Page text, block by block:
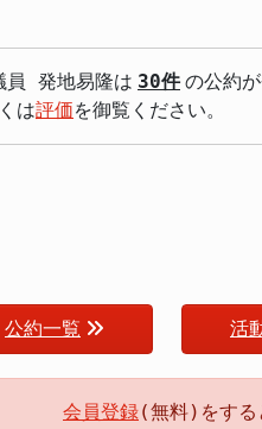
員 発地易隆は 30件 の公約
は評価を御覧ください。
公約一覧 活
会員登録(無料)をする